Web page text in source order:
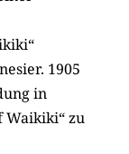
1905
in
Waikiki“ zu